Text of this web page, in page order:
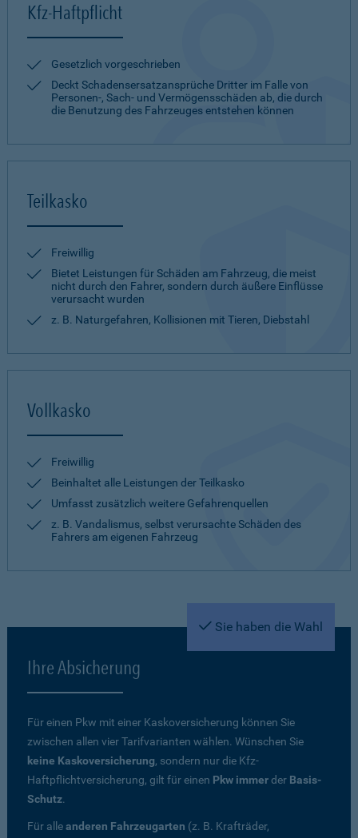
Kfz-Haftpflicht
Gesetzlich vorgeschrieben
Deckt Schadensersatzansprüche Dritter im Falle von
Personen-, Sach- und Vermögensschäden ab, die durch
die Benutzung des Fahrzeuges entstehen können
Teilkasko
Freiwillig
Bietet Leistungen für Schäden am Fahrzeug, die meist
nicht durch den Fahrer, sondern durch äußere Einflüsse
verursacht wurden
z. B. Naturgefahren, Kollisionen mit Tieren, Diebstahl
Vollkasko
Freiwillig
Beinhaltet alle Leistungen der Teilkasko
Umfasst zusätzlich weitere Gefahrenquellen
z. B. Vandalismus, selbst verursachte Schäden des
Fahrers am eigenen Fahrzeug
Sie haben die Wahl
Ihre Absicherung
Für einen Pkw mit einer Kaskoversicherung können Sie
zwischen allen vier Tarifvarianten wählen. Wünschen Sie
keine Kaskoversicherung, sondern nur die Kfz-
Haftpflichtversicherung, gilt für einen Pkw immerder Basis-
Schutz.
Für alleanderen Fahrzeugarten (z. B. Krafträder,